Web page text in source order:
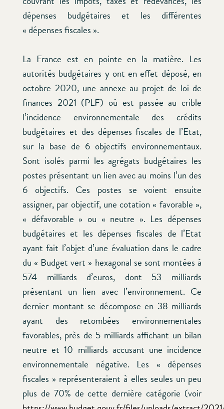
dépenses budgétaires et les différentes
« dépenses fiscales ».
La France est en pointe en la matière. Les
autorités budgétaires y ont en effet déposé, en
octobre 2020, une annexe au projet de loi de
finances 2021 (PLF) où est passée au crible
l’incidence environnementale des crédits
budgétaires et des dépenses fiscales de l’Etat,
sur la base de 6 objectifs environnementaux.
Sont isolés parmi les agrégats budgétaires les
postes présentant un lien avec au moins l’un des
6 objectifs. Ces postes se voient ensuite
assigner, par objectif, une cotation « favorable »,
« défavorable » ou « neutre ». Les dépenses
budgétaires et les dépenses fiscales de l’Etat
ayant fait l’objet d’une évaluation dans le cadre
du « Budget vert » hexagonal se sont montées à
574 milliards d’euros, dont 53 milliards
présentant un lien avec l’environnement. Ce
dernier montant se décompose en 38 milliards
ayant des retombées environnementales
favorables, près de 5 milliards affichant un bilan
neutre et 10 milliards accusant une incidence
environnementale négative. Les « dépenses
fiscales » représenteraient à elles seules un peu
plus de 70% de cette dernière catégorie (voir